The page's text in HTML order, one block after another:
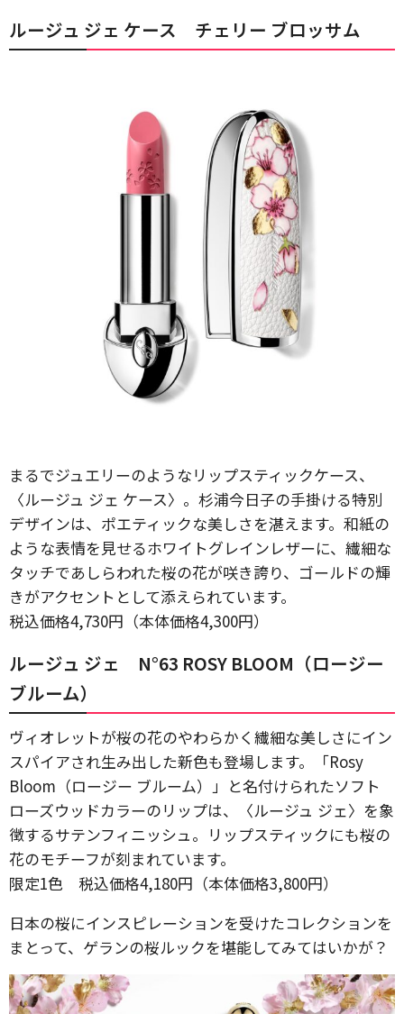
ルージュ ジェ ケース チェリー ブロッサム
まるでジュエリーのようなリップスティックケース、
〈ルージュ ジェ ケース〉。杉浦今日子の手掛ける特別
デザインは、ポエティックな美しさを湛えます。和紙の
ような表情を見せるホワイトグレインレザーに、繊細な
タッチであしらわれた桜の花が咲き誇り、ゴールドの輝
きがアクセントとして添えられています。
税込価格4,730円（本体価格4,300円）
ルージュ ジェ N°63 ROSY BLOOM（ロージー
ブルーム）
ヴィオレットが桜の花のやわらかく繊細な美しさにイン
スパイアされ生み出した新色も登場します。「Rosy
Bloom（ロージー ブルーム）」と名付けられたソフト
ローズウッドカラーのリップは、〈ルージュ ジェ〉を象
徴するサテンフィニッシュ。リップスティックにも桜の
花のモチーフが刻まれています。
限定1色 税込価格4,180円（本体価格3,800円）
日本の桜にインスピレーションを受けたコレクションを
まとって、ゲランの桜ルックを堪能してみてはいかが？